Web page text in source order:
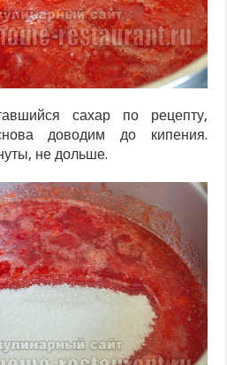
сахар по рецепту,
доводим до кипения.
не дольше.